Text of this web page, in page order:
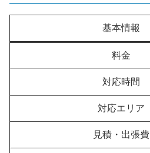
基本情報
料金
対応時間
対応エリア
見積・出張費